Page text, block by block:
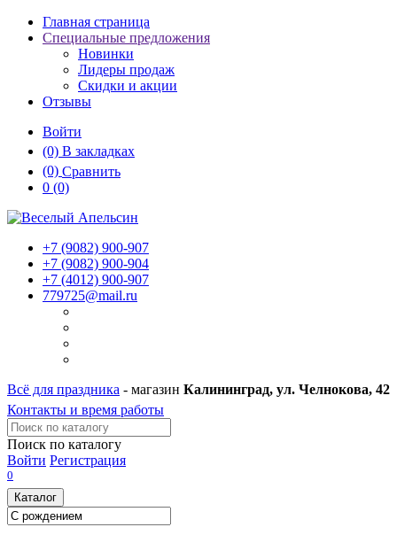
Главная страница
Специальные предложения
Новинки
Лидеры продаж
Скидки и акции
Отзывы
Войти
(0) В закладках
(0) Сравнить
0 (0)
+7 (9082) 900-907
+7 (9082) 900-904
+7 (4012) 900-907
779725@mail.ru
Всё для праздника - магазин Калининград, ул. Челнокова, 42
Контакты и время работы
Поиск по каталогу
Войти Регистрация
0
Каталог